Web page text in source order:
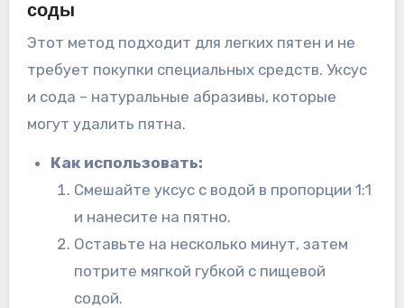
соды
Этот метод подходит для легких пятен и не
требует покупки специальных средств. Уксус
и сода – натуральные абразивы, которые
могут удалить пятна.
Как использовать:
Смешайте уксус с водой в пропорции 1:1
и нанесите на пятно.
Оставьте на несколько минут, затем
потрите мягкой губкой с пищевой
содой.